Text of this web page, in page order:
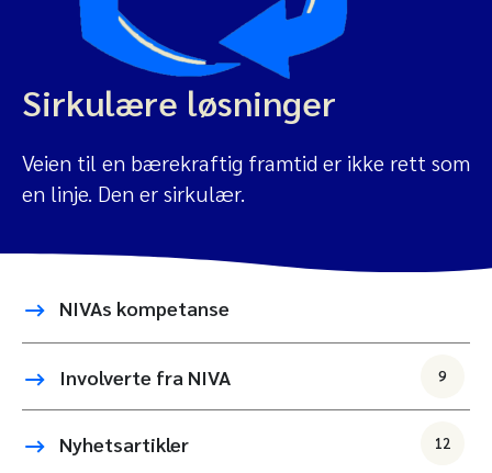
Sirkulære løsninger
Veien til en bærekraftig framtid er ikke rett som
en linje. Den er sirkulær.
NIVAs kompetanse
Involverte fra NIVA 9
Nyhetsartikler 12